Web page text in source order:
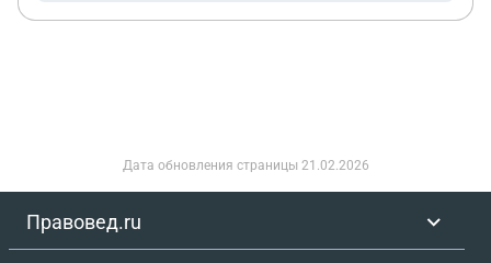
Дата обновления страницы 21.02.2026
Правовед.ru